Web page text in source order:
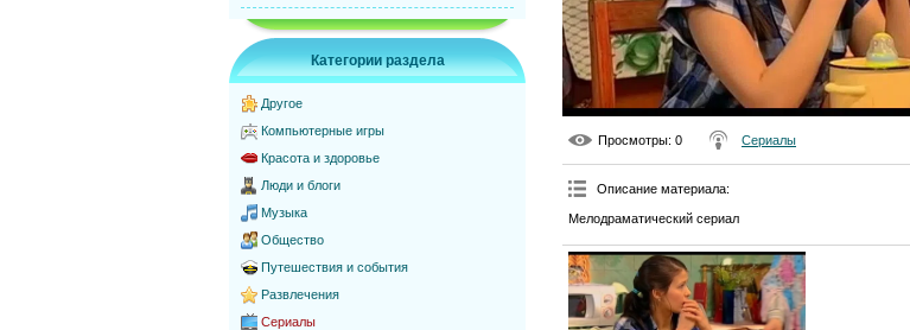
Категории раздела
Другое
Компьютерные игры
Красота и здоровье
Люди и блоги
Музыка
Общество
Путешествия и события
Развлечения
Сериалы
Просмотры: 0 Сериалы
Описание материала:
Мелодраматический сериал